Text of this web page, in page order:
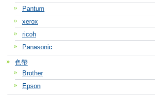
Pantum
xerox
ricoh
Panasonic
色帶
Brother
Epson